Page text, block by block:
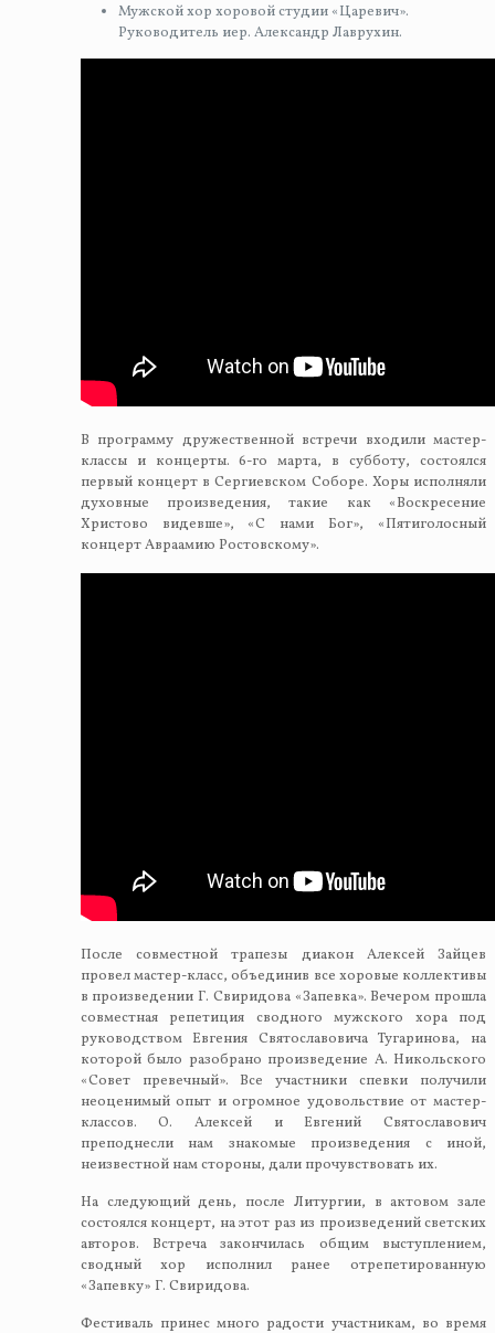
Мужской хор хоровой студии «Царевич».
Руководитель иер. Александр Лаврухин.
В программу дружественной встречи входили мастер-
классы и концерты. 6-го марта, в субботу, состоялся
первый концерт в Сергиевском Соборе. Хоры исполняли
духовные произведения, такие как «Воскресение
Христово видевше», «С нами Бог», «Пятиголосный
концерт Авраамию Ростовскому».
После совместной трапезы диакон Алексей Зайцев
провел мастер-класс, объединив все хоровые коллективы
в произведении Г. Свиридова «Запевка». Вечером прошла
совместная репетиция сводного мужского хора под
руководством Евгения Святославовича Тугаринова, на
которой было разобрано произведение А. Никольского
«Совет превечный». Все участники спевки получили
неоценимый опыт и огромное удовольствие от мастер-
классов. О. Алексей и Евгений Святославович
преподнесли нам знакомые произведения с иной,
неизвестной нам стороны, дали прочувствовать их.
На следующий день, после Литургии, в актовом зале
состоялся концерт, на этот раз из произведений светских
авторов. Встреча закончилась общим выступлением,
сводный хор исполнил ранее отрепетированную
«Запевку» Г. Свиридова.
Фестиваль принес много радости участникам, во время